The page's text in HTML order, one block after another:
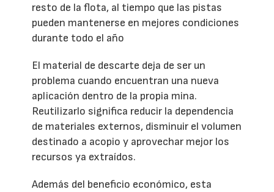
resto de la flota, al tiempo que las pistas
pueden mantenerse en mejores condiciones
durante todo el año
El material de descarte deja de ser un
problema cuando encuentran una nueva
aplicación dentro de la propia mina.
Reutilizarlo significa reducir la dependencia
de materiales externos, disminuir el volumen
destinado a acopio y aprovechar mejor los
recursos ya extraídos.
Además del beneficio económico, esta